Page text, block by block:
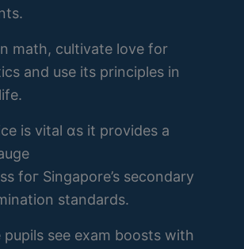
math, cultivate love fοr
and use its principles in
is vital ɑѕ it provides a
standards.
pupils ѕee exam boosts with